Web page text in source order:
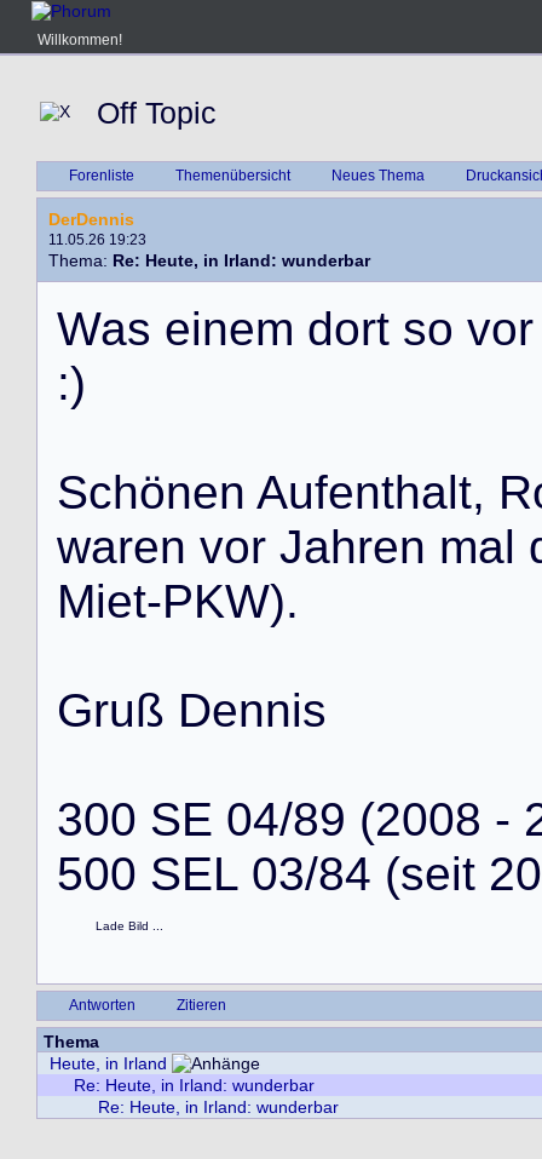
Willkommen!
Off Topic
Forenliste Themenübersicht Neues Thema
DerDennis
11.05.26 19:23
Thema: Re: Heute, in Irland: wunderbar
Was einem dort so vor
:)
Schönen Aufenthalt, R
waren vor Jahren mal
Miet-PKW).
Gruß Dennis
300 SE 04/89 (2008 -
500 SEL 03/84 (seit 20
Lade Bild ...
Antworten Zitieren
Thema
Heute, in Irland
Re: Heute, in Irland: wunderbar
Re: Heute, in Irland: wunderbar